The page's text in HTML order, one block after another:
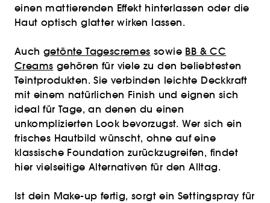
einen mattierenden Effekt hinterlassen oder die
Haut optisch glatter wirken lassen.
Auch getönte Tagescremes sowie BB & CC
Creams gehören für viele zu den beliebtesten
Teintprodukten. Sie verbinden leichte Deckkraft
mit einem natürlichen Finish und eignen sich
ideal für Tage, an denen du einen
unkomplizierten Look bevorzugst. Wer sich ein
frisches Hautbild wünscht, ohne auf eine
klassische Foundation zurückzugreifen, findet
hier vielseitige Alternativen für den Alltag.
Ist dein Make-up fertig, sorgt ein Settingspray für